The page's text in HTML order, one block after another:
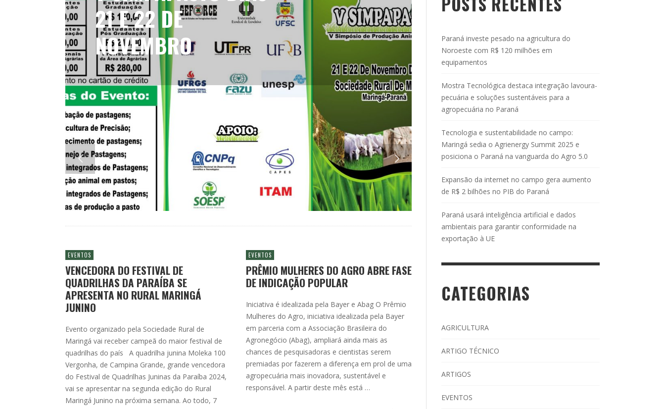
21 E 22 DE
NOVEMBRO
EVENTOS
VENCEDORA DO FESTIVAL DE
QUADRILHAS DA PARAÍBA SE
APRESENTA NO RURAL MARINGÁ
JUNINO
Evento organizado pela Sociedade Rural de
Maringá vai receber campeã do maior festival de
quadrilhas do país A quadrilha junina Moleka 100
Vergonha, de Campina Grande, grande vencedora
do Festival de Quadrilhas Juninas da Paraíba 2024,
vai se apresentar na segunda edição do Rural
Maringá Junino na próxima semana. Ao todo, 7
EVENTOS
PRÊMIO MULHERES DO AGRO ABRE FASE
DE INDICAÇÃO POPULAR
Iniciativa é idealizada pela Bayer e Abag O Prêmio
Mulheres do Agro, iniciativa idealizada pela Bayer
em parceria com a Associação Brasileira do
Agronegócio (Abag), ampliará ainda mais as
chances de pesquisadoras e cientistas serem
premiadas por fazerem a diferença em prol de uma
agropecuária mais inovadora, sustentável e
responsável. A partir deste mês está …
Paraná investe pesado na agricultura do
Noroeste com R$ 120 milhões em
equipamentos
Mostra Tecnológica destaca integração lavoura-
pecuária e soluções sustentáveis para a
agropecuária no Paraná
Tecnologia e sustentabilidade no campo:
Maringá sedia o Agrienergy Summit 2025 e
posiciona o Paraná na vanguarda do Agro 5.0
Expansão da internet no campo gera aumento
de R$ 2 bilhões no PIB do Paraná
Paraná usará inteligência artificial e dados
ambientais para garantir conformidade na
exportação à UE
CATEGORIAS
AGRICULTURA
ARTIGO TÉCNICO
ARTIGOS
EVENTOS